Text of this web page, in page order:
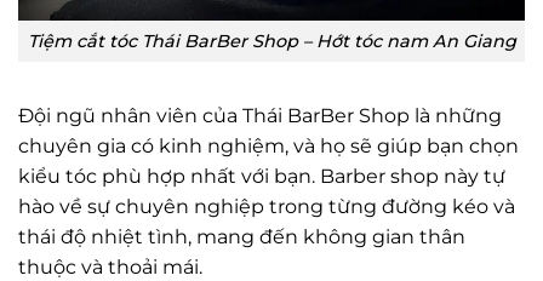
Tiệm cắt tóc Thái BarBer Shop – Hớt tóc nam An Giang
Đội ngũ nhân viên của Thái BarBer Shop là những
chuyên gia có kinh nghiệm, và họ sẽ giúp bạn chọn
kiểu tóc phù hợp nhất với bạn. Barber shop này tự
hào về sự chuyên nghiệp trong từng đường kéo và
thái độ nhiệt tình, mang đến không gian thân
thuộc và thoải mái.